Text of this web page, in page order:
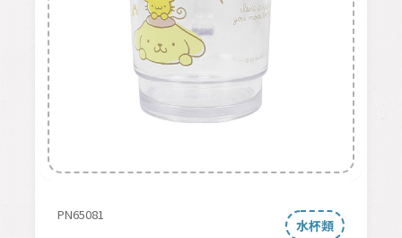
PN65081
水杯類